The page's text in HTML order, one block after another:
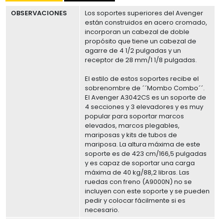
OBSERVACIONES
Los soportes superiores del Avenger
están construidos en acero cromado,
incorporan un cabezal de doble
propósito que tiene un cabezal de
agarre de 4 1/2 pulgadas y un
receptor de 28 mm/1 1/8 pulgadas.
El estilo de estos soportes recibe el
sobrenombre de ´´Mombo Combo´´.
El Avenger A3042CS es un soporte de
4 secciones y 3 elevadores y es muy
popular para soportar marcos
elevados, marcos plegables,
mariposas y kits de tubos de
mariposa. La altura máxima de este
soporte es de 423 cm/166,5 pulgadas
y es capaz de soportar una carga
máxima de 40 kg/88,2 libras. Las
ruedas con freno (A9000N) no se
incluyen con este soporte y se pueden
pedir y colocar fácilmente si es
necesario.